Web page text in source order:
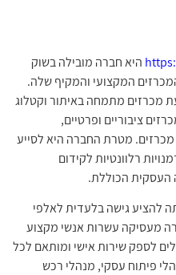
היא חברה מובילה בשוק
המקצועי והמקיף שלה.
מכרזים מתמחה באיתור וקטלוג
ציבוריים ופרטיים,
מטרת החברה היא לסייע
רלוונטיות לקידום
העסקית הכוללת.
להציע גישה בלעדית לאלפי
מעסיקה עשרות אנשי מקצוע
לספק שירות אישי ומותאם לכל
פיתוח עסקי, מנהלי רכש